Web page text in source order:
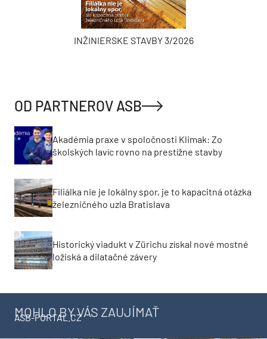
INŽINIERSKE STAVBY 3/2026
OD PARTNEROV ASB
Akadémia praxe v spoločnosti Klimak: Zo
školských lavíc rovno na prestížne stavby
Filiálka nie je lokálny spor, je to kapacitná otázka
železničného uzla Bratislava
Historický viadukt v Zürichu získal nové mostné
ložiská a dilatačné závery
MOHLO BY VÁS ZAUJÍMAŤ
ASB-PORTAL.CZ